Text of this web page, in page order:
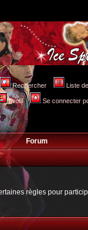
Rechercher Liste
Profil Se connecter
Forum
règles pour